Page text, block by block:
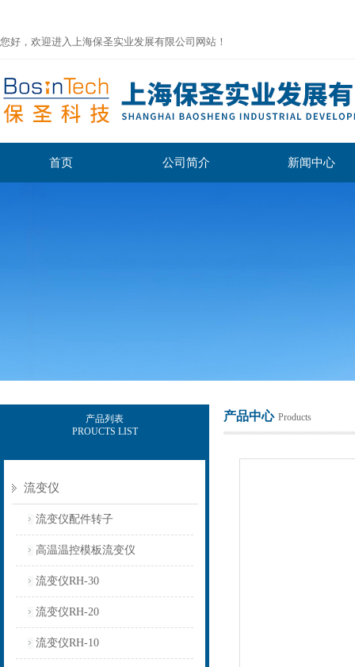
您好，欢迎进入上海保圣实业发展有限公司网站！
首页 公司简介 新闻中心
产品列表
PROUCTS LIST
流变仪
流变仪配件转子
高温温控模板流变仪
流变仪RH-30
流变仪RH-20
流变仪RH-10
产品中心 Products